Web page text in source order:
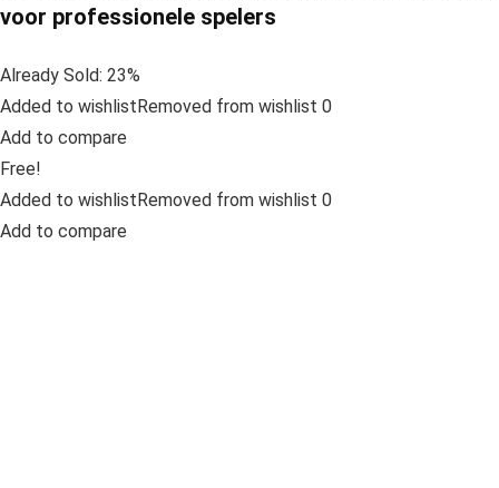
voor professionele spelers
Already Sold: 23%
Added to wishlistRemoved from wishlist 0
Add to compare
Free!
Added to wishlistRemoved from wishlist 0
Add to compare